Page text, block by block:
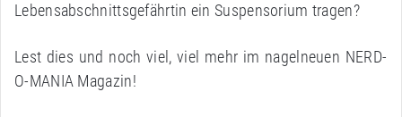
Lebensabschnittsgefährtin ein Suspensorium tragen?
Lest dies und noch viel, viel mehr im nagelneuen NERD-
O-MANIA Magazin!